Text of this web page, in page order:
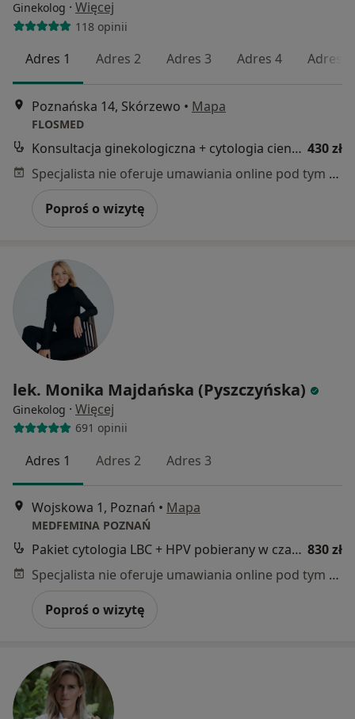
Ginekolog · Więcej
118 opinii
Adres 1 Adres 2 Adres 3 Adres 4 Adres 5
Poznańska 14, Skórzewo • Mapa
FLOSMED
Konsultacja ginekologiczna + cytologia cienkowarstwowa LBC 430 zł
Specjalista nie oferuje umawiania online pod tym adresem.
Poproś o wizytę
lek. Monika Majdańska (Pyszczyńska)
Ginekolog · Więcej
691 opinii
Adres 1 Adres 2 Adres 3
Wojskowa 1, Poznań • Mapa
MEDFEMINA POZNAŃ
Pakiet cytologia LBC + HPV pobierany w czasie wizyty ginekologicznej 830 zł
Specjalista nie oferuje umawiania online pod tym adresem.
Poproś o wizytę